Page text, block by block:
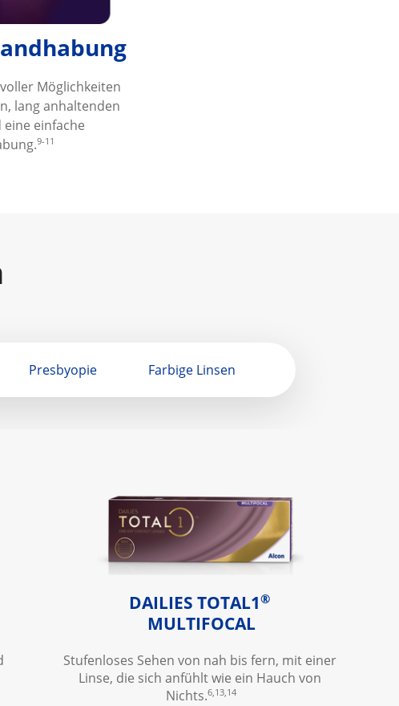
Möglichkeiten
lang anhaltenden
einfache
9-11
Presbyopie Farbige Linsen
DAILIES TOTAL1®
MULTIFOCAL
Stufenloses Sehen von nah bis fern, mit einer
Linse, die sich anfühlt wie ein Hauch von
Nichts.6,13,14